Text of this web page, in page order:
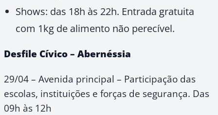
Shows: das 18h às 22h. Entrada gratuita
com 1kg de alimento não perecível.
Desfile Cívico – Abernéssia
29/04 – Avenida principal – Participação das
escolas, instituições e forças de segurança. Das
09h às 12h